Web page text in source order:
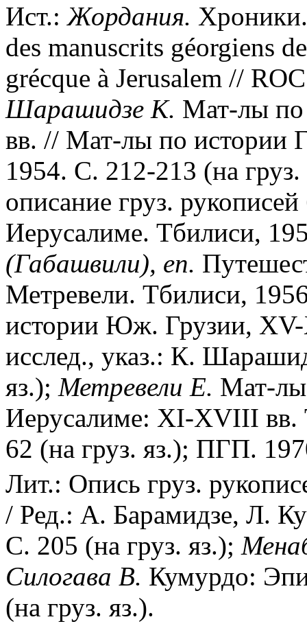
Ист.: Жордания.
des manuscrits géorgiens
grécque à Jerusalem //
Шарашидзе К. Мат-лы
вв. // Мат-лы по истории
1954. С. 212-213 (на
описание груз.
Иерусалиме. Тбилиси,
(Габашвили), еп.
Метревели. Тбилиси,
истории Юж. Грузии, XV-
исслед., указ.: К.
яз.); Метревели Е. Мат-лы
Иерусалиме: XI-XVIII
62 (на груз. яз.); ПГП.
Лит.: Опись груз.
/ Ред.: А. Барамидзе, Л.
С. 205 (на груз. яз.);
Силогава В. Кумурдо:
(на груз. яз.).